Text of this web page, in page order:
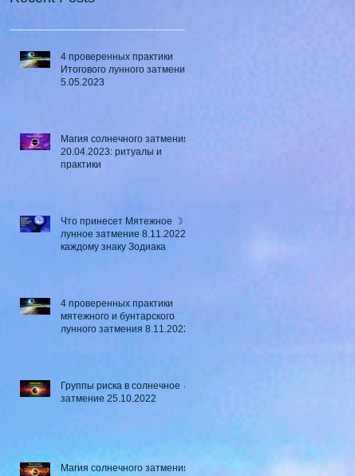
4 проверенных практики
Итогового лунного затмения
5.05.2023
Магия солнечного затмения
20.04.2023: ритуалы и
практики
Что принесет Мятежное ☽
лунное затмение 8.11.2022
каждому знаку Зодиака
4 проверенных практики
мятежного и бунтарского
лунного затмения 8.11.2022
Группы риска в солнечное ☼
затмение​ 25.10.2022
Магия солнечного затмения